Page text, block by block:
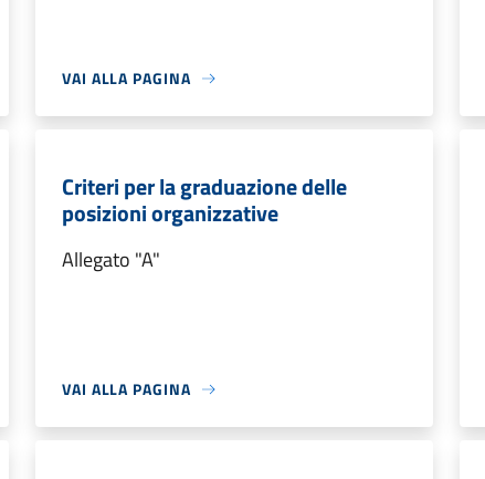
VAI ALLA PAGINA
Criteri per la graduazione delle
posizioni organizzative
Allegato "A"
VAI ALLA PAGINA